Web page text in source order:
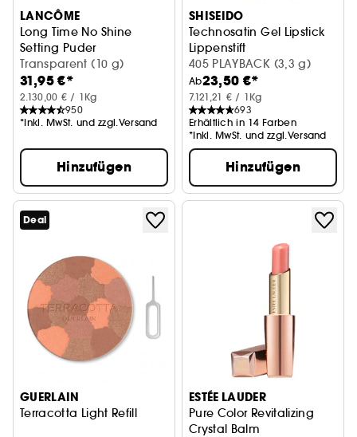
LANCÔME
Long Time No Shine
Setting Puder
Transparent (10 g)
31,95 €*
2.130,00 € / 1Kg
950
*Inkl. MwSt. und zzgl.Versand
Hinzufügen
SHISEIDO
Technosatin Gel Lipstick
Lippenstift
405 PLAYBACK (3,3 g)
Ab23,50 €*
7.121,21 € / 1Kg
693
Erhältlich in 14 Farben
*Inkl. MwSt. und zzgl.Versand
Hinzufügen
Deal
GUERLAIN
Terracotta Light Refill
ESTÉE LAUDER
Pure Color Revitalizing
Crystal Balm